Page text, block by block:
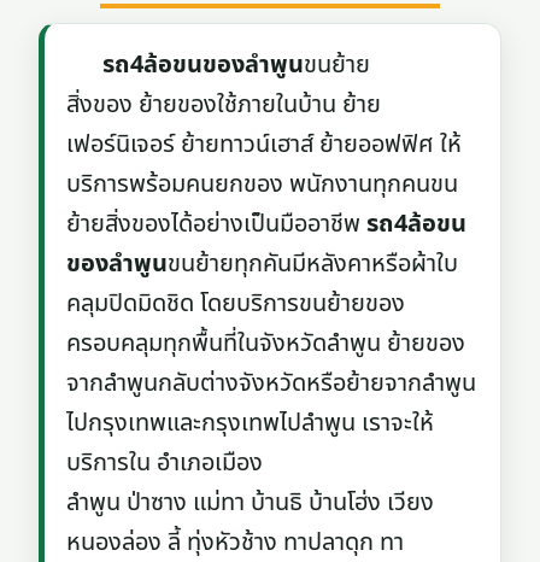
รถ4ล้อขนของลําพูนขนย้าย
สิ่งของ ย้ายของใช้ภายในบ้าน ย้าย
เฟอร์นิเจอร์ ย้ายทาวน์เฮาส์ ย้ายออฟฟิศ ให้
บริการพร้อมคนยกของ พนักงานทุกคนขน
ย้ายสิ่งของได้อย่างเป็นมืออาชีพรถ4ล้อขน
ของลําพูนขนย้ายทุกคันมีหลังคาหรือผ้าใบ
คลุมปิดมิดชิด โดยบริการขนย้ายของ
ครอบคลุมทุกพื้นที่ในจังหวัดลำพูน ย้ายของ
จากลำพูนกลับต่างจังหวัดหรือย้ายจากลำพูน
ไปกรุงเทพและกรุงเทพไปลำพูน เราจะให้
บริการใน อำเภอเมือง
ลำพูน ป่าซาง แม่ทา บ้านธิ บ้านโฮ่ง เวียง
หนองล่อง ลี้ ทุ่งหัวช้าง ทาปลาดุก ทา